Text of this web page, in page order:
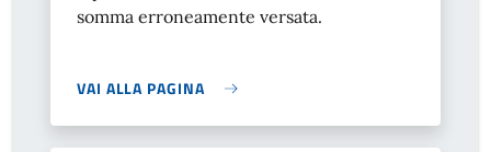
somma erroneamente versata.
VAI ALLA PAGINA